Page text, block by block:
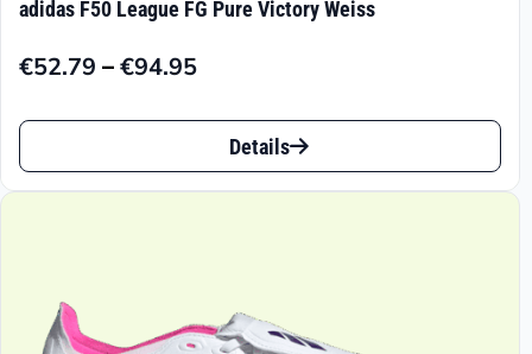
adidas F50 League FG Pure Victory Weiss
€52.79 –€94.95
Preisspanne:
€52.79
€94.95
Dieses
Produkt
auf.
Details